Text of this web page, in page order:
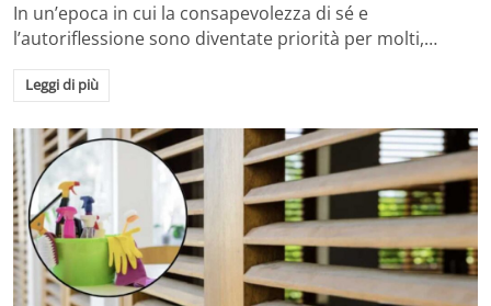
In un’epoca in cui la consapevolezza di sé e
l’autoriflessione sono diventate priorità per molti,…
Leggi di più